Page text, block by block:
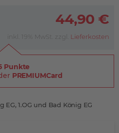
44,90 €
inkl. 19% MwSt. zzgl. Lieferkosten
Punkte
PREMIUMCard
1.OG und Bad König EG